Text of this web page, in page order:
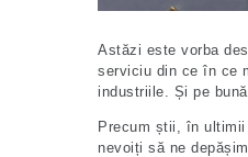
Astăzi este vorba
serviciu din ce în ce
industriile. Și pe bună
Precum știi, în
nevoiți să ne